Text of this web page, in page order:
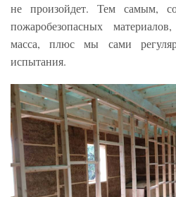
не произойдет. Тем самым,
пожаробезопасных
масса, плюс мы сами
испытания.